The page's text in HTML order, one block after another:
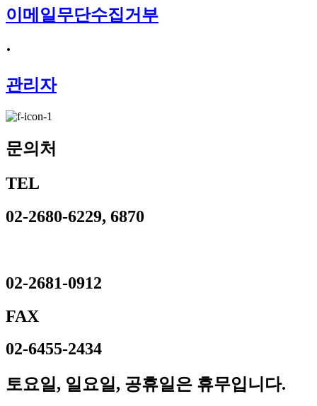
이메일무단수집거부
·
관리자
문의처
TEL
02-2680-6229, 6870
02-2681-0912
FAX
02-6455-2434
토요일, 일요일, 공휴일은 휴무입니다.